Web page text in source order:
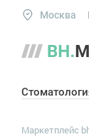
Москва
Маркетплейс